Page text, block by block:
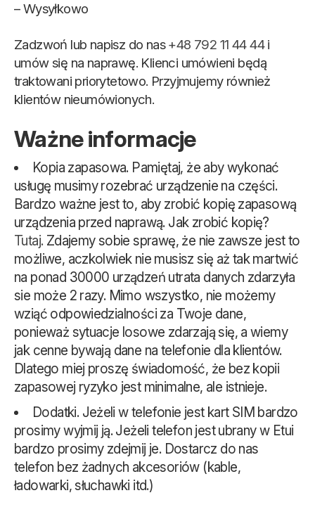
– Wysyłkowo
Zadzwoń lub napisz do nas+48 792 11 44 44i
umów się na naprawę. Klienci umówieni będą
traktowani priorytetowo. Przyjmujemy również
klientów nieumówionych.
Ważne informacje
Kopia zapasowa. Pamiętaj, że aby wykonać
usługę musimy rozebrać urządzenie na części.
Bardzo ważne jest to, aby zrobić kopię zapasową
urządzenia przed naprawą. Jak zrobić kopię?
Tutaj. Zdajemy sobie sprawę, że nie zawsze jest to
możliwe, aczkolwiek nie musisz się aż tak martwić
na ponad 30000 urządzeń utrata danych zdarzyła
sie może 2 razy. Mimo wszystko, nie możemy
wziąć odpowiedzialności za Twoje dane,
ponieważ sytuacje losowe zdarzają się, a wiemy
jak cenne bywają dane na telefonie dla klientów.
Dlatego miej proszę świadomość, że bez kopii
zapasowej ryzyko jest minimalne, ale istnieje.
Dodatki. Jeżeli w telefonie jest kart SIM bardzo
prosimy wyjmij ją. Jeżeli telefon jest ubrany w Etui
bardzo prosimy zdejmij je. Dostarcz do nas
telefon bez żadnych akcesoriów (kable,
ładowarki, słuchawki itd.)